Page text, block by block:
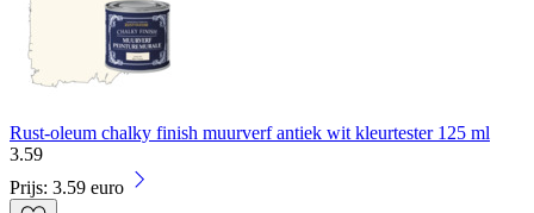
Rust-oleum chalky finish muurverf antiek wit kleurtester 125 ml
3.59
Prijs: 3.59 euro